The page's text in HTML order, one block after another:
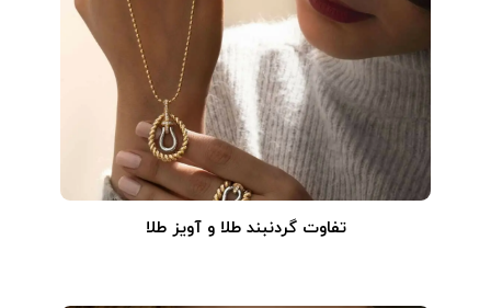
تفاوت گردنبند طلا و آویز طلا